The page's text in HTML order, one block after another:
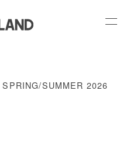
SUMMER 2026